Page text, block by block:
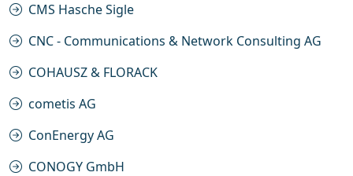
CMS Hasche Sigle
CNC - Communications & Network Consulting AG
COHAUSZ & FLORACK
cometis AG
ConEnergy AG
CONOGY GmbH